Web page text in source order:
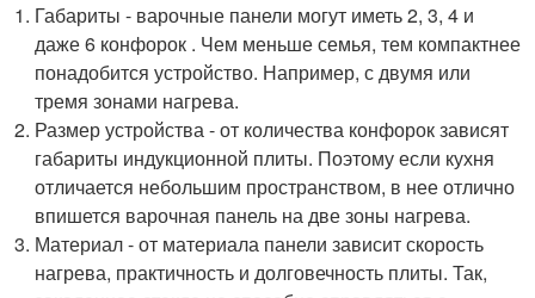
Габариты - варочные панели могут иметь 2, 3, 4 и
даже 6 конфорок . Чем меньше семья, тем компактнее
понадобится устройство. Например, с двумя или
тремя зонами нагрева.
Размер устройства - от количества конфорок зависят
габариты индукционной плиты. Поэтому если кухня
отличается небольшим пространством, в нее отлично
впишется варочная панель на две зоны нагрева.
Материал - от материала панели зависит скорость
нагрева, практичность и долговечность плиты. Так,